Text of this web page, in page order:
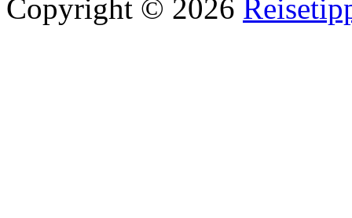
Copyright © 2026